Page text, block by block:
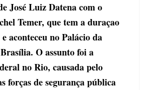
José Luiz Datena com o
Temer, que tem a duraçao
aconteceu no Palácio da
O assunto foi a
no Rio, causada pelo
forças de segurança pública